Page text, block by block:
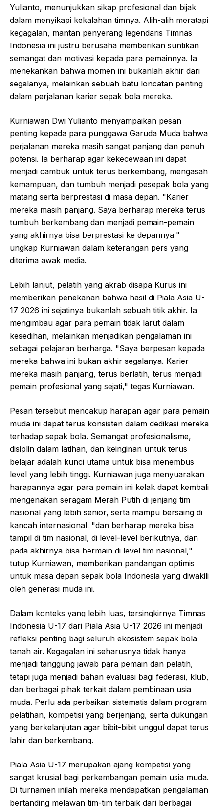
Yulianto, menunjukkan sikap profesional dan bijak
dalam menyikapi kekalahan timnya. Alih-alih meratapi
kegagalan, mantan penyerang legendaris Timnas
Indonesia ini justru berusaha memberikan suntikan
semangat dan motivasi kepada para pemainnya. Ia
menekankan bahwa momen ini bukanlah akhir dari
segalanya, melainkan sebuah batu loncatan penting
dalam perjalanan karier sepak bola mereka.
Kurniawan Dwi Yulianto menyampaikan pesan
penting kepada para punggawa Garuda Muda bahwa
perjalanan mereka masih sangat panjang dan penuh
potensi. Ia berharap agar kekecewaan ini dapat
menjadi cambuk untuk terus berkembang, mengasah
kemampuan, dan tumbuh menjadi pesepak bola yang
matang serta berprestasi di masa depan. "Karier
mereka masih panjang. Saya berharap mereka terus
tumbuh berkembang dan menjadi pemain-pemain
yang akhirnya bisa berprestasi ke depannya,"
ungkap Kurniawan dalam keterangan pers yang
diterima awak media.
Lebih lanjut, pelatih yang akrab disapa Kurus ini
memberikan penekanan bahwa hasil di Piala Asia U-
17 2026 ini sejatinya bukanlah sebuah titik akhir. Ia
mengimbau agar para pemain tidak larut dalam
kesedihan, melainkan menjadikan pengalaman ini
sebagai pelajaran berharga. "Saya berpesan kepada
mereka bahwa ini bukan akhir segalanya. Karier
mereka masih panjang, terus berlatih, terus menjadi
pemain profesional yang sejati," tegas Kurniawan.
Pesan tersebut mencakup harapan agar para pemain
muda ini dapat terus konsisten dalam dedikasi mereka
terhadap sepak bola. Semangat profesionalisme,
disiplin dalam latihan, dan keinginan untuk terus
belajar adalah kunci utama untuk bisa menembus
level yang lebih tinggi. Kurniawan juga menyuarakan
harapannya agar para pemain ini kelak dapat kembali
mengenakan seragam Merah Putih di jenjang tim
nasional yang lebih senior, serta mampu bersaing di
kancah internasional. "dan berharap mereka bisa
tampil di tim nasional, di level-level berikutnya, dan
pada akhirnya bisa bermain di level tim nasional,"
tutup Kurniawan, memberikan pandangan optimis
untuk masa depan sepak bola Indonesia yang diwakili
oleh generasi muda ini.
Dalam konteks yang lebih luas, tersingkirnya Timnas
Indonesia U-17 dari Piala Asia U-17 2026 ini menjadi
refleksi penting bagi seluruh ekosistem sepak bola
tanah air. Kegagalan ini seharusnya tidak hanya
menjadi tanggung jawab para pemain dan pelatih,
tetapi juga menjadi bahan evaluasi bagi federasi, klub,
dan berbagai pihak terkait dalam pembinaan usia
muda. Perlu ada perbaikan sistematis dalam program
pelatihan, kompetisi yang berjenjang, serta dukungan
yang berkelanjutan agar bibit-bibit unggul dapat terus
lahir dan berkembang.
Piala Asia U-17 merupakan ajang kompetisi yang
sangat krusial bagi perkembangan pemain usia muda.
Di turnamen inilah mereka mendapatkan pengalaman
bertanding melawan tim-tim terbaik dari berbagai